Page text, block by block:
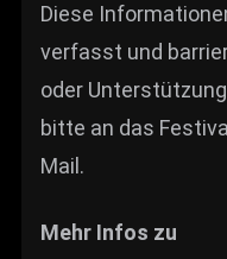
Diese
verfasst und
oder
bitte an das
Mail.
Mehr Infos zu